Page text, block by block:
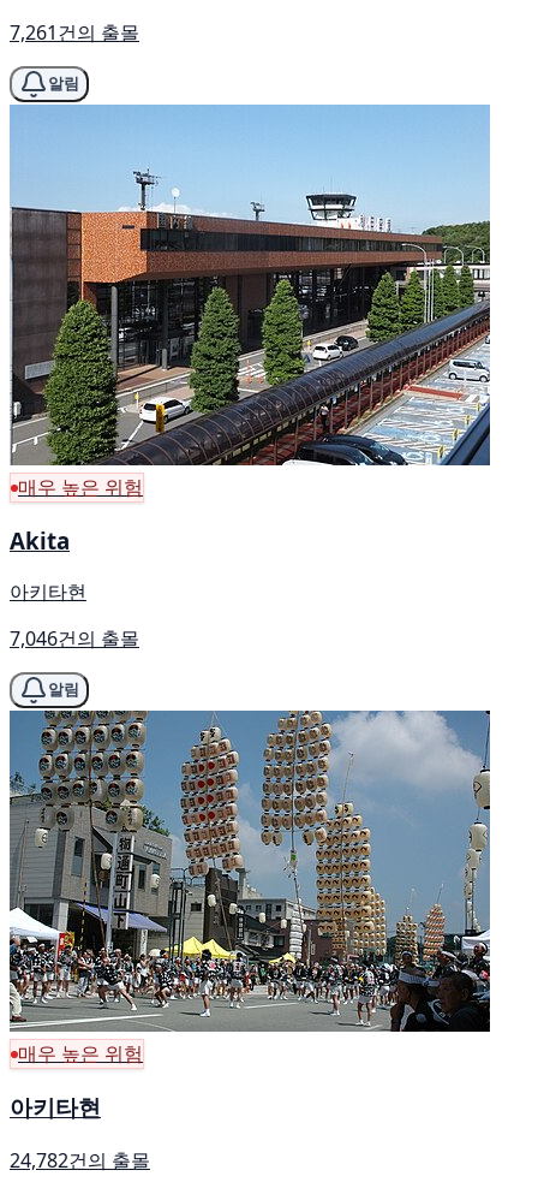
7,261건의 출몰
알림
매우 높은 위험
Akita
아키타현
7,046건의 출몰
알림
매우 높은 위험
아키타현
24,782건의 출몰